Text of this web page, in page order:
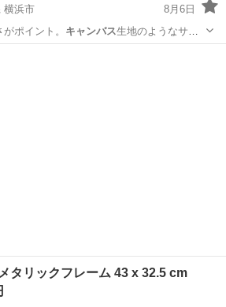
横浜市
8月6日
ポイント。 キャンバス生地のようなサラ
リックフレーム 43 x 32.5 cm